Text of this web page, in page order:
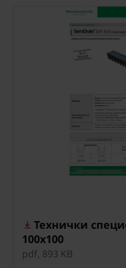
Технички
100x100
pdf, 893 KB